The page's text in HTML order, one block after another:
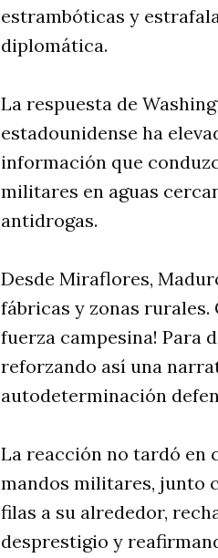
estrambóticas y
diplomática.
La respuesta de
estadounidense ha
información que
militares en aguas
antidrogas.
Desde Miraflores,
fábricas y zonas rurales.
fuerza campesina! Para
reforzando así una
autodeterminación
La reacción no tardó en
mandos militares, junto
filas a su alrededor,
desprestigio y